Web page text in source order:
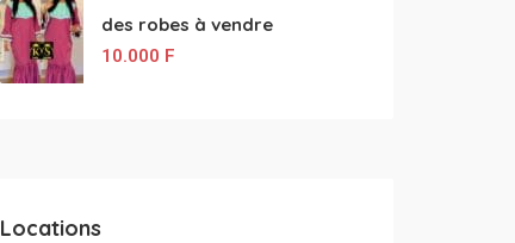
des robes à vendre
10.000 F
Locations